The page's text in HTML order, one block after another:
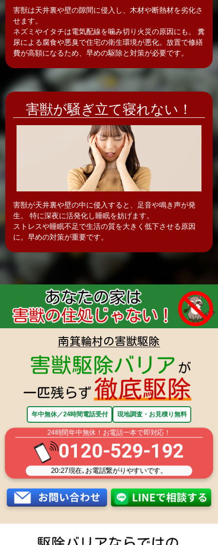
害獣は天井裏や壁の隙間に侵入し、木材や断熱材を劣化さ
せます。
ネズミやイタチは電気配線を噛み切り火災の原因にも。 糞
尿による腐食や悪臭で住宅の衛生環境が悪化。放置で修繕
費が高額になるため、早めの駆除と対策が必要です。
害獣が騒ぎ立て寝れない！
害獣が天井裏や壁の中に侵入すると、足音や鳴き声が発
生。 特に深夜に活発化し睡眠を妨げます。
ストレスや睡眠不足で生活の質を大きく低下させる原因
に。早めの対策が重要です。
南箕輪村の害獣駆除
年中無休／24時間電話受付 現地調査・お見積り無料
24時間年中無休！お電話一本で即対応！
0120-529-192
20:27現在､お電話繋がりやすいです。